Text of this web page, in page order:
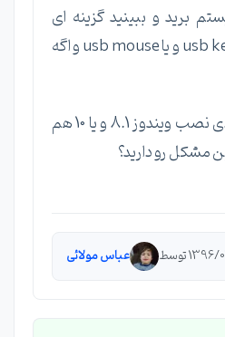
برید و ببینید گزینه ای
وجود داره بنام usb keybord و یا usb mouse و اگه
در ضمن یک دی وی دی نصب ویندوز 8.1 و یا 10 هم
مشکل رو دارید؟
عباس مولائی